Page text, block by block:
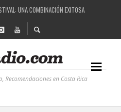
UNA COMBINACIÓN EXITOSA
QUE ESTÁ TRANSFORMANDO LA CALIDAD DE
ELECTRÓNICA: BBC RADIOPHONIC WORKSHOP
Recomendaciones en Costa Rica